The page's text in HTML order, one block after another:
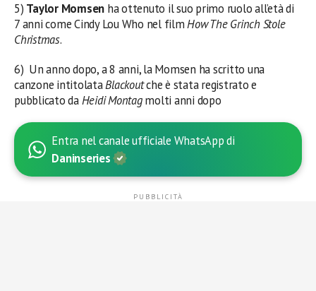
5) Taylor Momsen ha ottenuto il suo primo ruolo all’età di
7 anni come Cindy Lou Who nel filmHow The Grinch Stole
Christmas.
6) Un anno dopo, a 8 anni, la Momsen ha scritto una
canzone intitolataBlackoutche è stata registrato e
pubblicato daHeidi Montagmolti anni dopo
Entra nel canale ufficiale WhatsApp di
Daninseries